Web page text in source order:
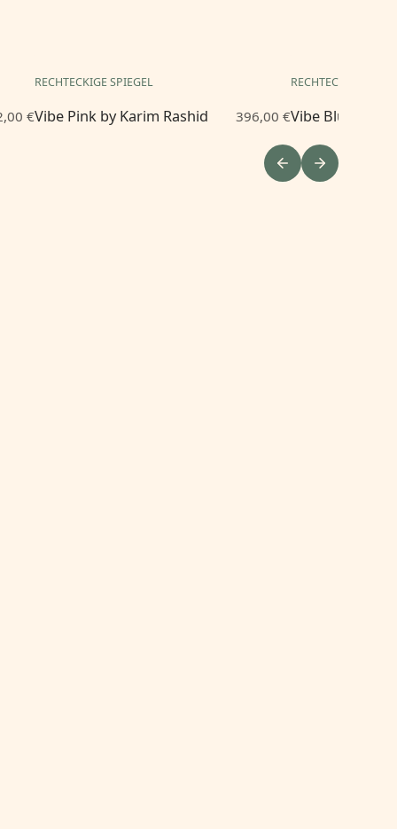
€
RECHTECKIGE SPIEGEL
Vibe Pink by Karim Rashid 396,00 €
RECHTECKIGE
Vibe Blue by